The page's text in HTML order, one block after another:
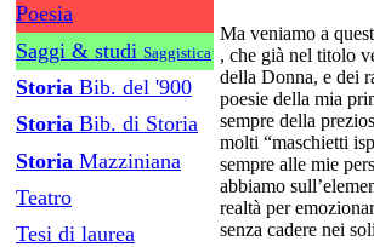
Poesia
Saggi & studi Saggistica
Storia Bib. del '900
Storia Bib. di Storia
Storia Mazziniana
Teatro
Tesi di laurea
Ma veniamo a
, che già nel titolo
della Donna, e dei
poesie della mia
sempre della
molti “maschietti
sempre alle mie
abbiamo
realtà per
senza cadere nei